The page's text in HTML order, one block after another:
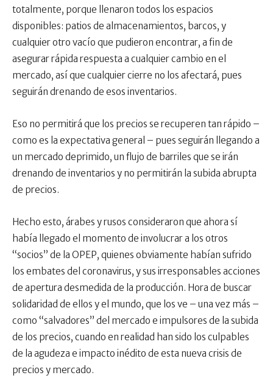
totalmente, porque llenaron todos los espacios
disponibles: patios de almacenamientos, barcos, y
cualquier otro vacío que pudieron encontrar, a fin de
asegurar rápida respuesta a cualquier cambio en el
mercado, así que cualquier cierre no los afectará, pues
seguirán drenando de esos inventarios.
Eso no permitirá que los precios se recuperen tan rápido –
como es la expectativa general – pues seguirán llegando a
un mercado deprimido, un flujo de barriles que se irán
drenando de inventarios y no permitirán la subida abrupta
de precios.
Hecho esto, árabes y rusos consideraron que ahora sí
había llegado el momento de involucrar a los otros
“socios” de la OPEP, quienes obviamente habían sufrido
los embates del coronavirus, y sus irresponsables acciones
de apertura desmedida de la producción. Hora de buscar
solidaridad de ellos y el mundo, que los ve – una vez más –
como “salvadores” del mercado e impulsores de la subida
de los precios, cuando en realidad han sido los culpables
de la agudeza e impacto inédito de esta nueva crisis de
precios y mercado.